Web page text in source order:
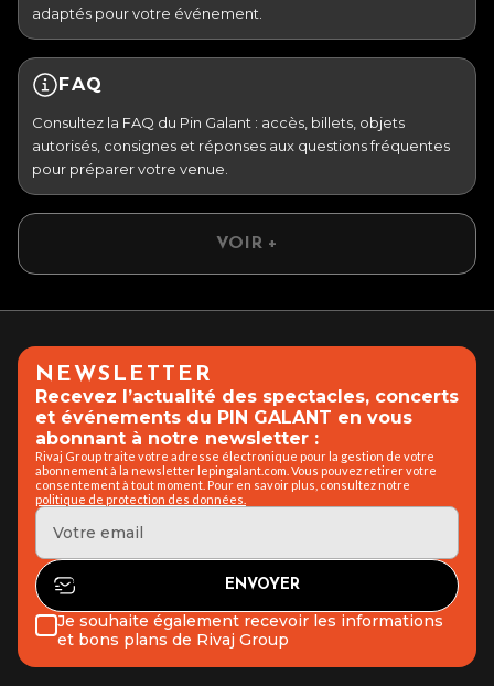
adaptés pour votre événement.
FAQ
Consultez la FAQ du Pin Galant : accès, billets, objets
autorisés, consignes et réponses aux questions fréquentes
pour préparer votre venue.
VOIR +
NEWSLETTER
Recevez l’actualité des spectacles, concerts
et événements du PIN GALANT en vous
abonnant à notre newsletter :
Rivaj Group traite votre adresse électronique pour la gestion de votre
abonnement à la newsletter lepingalant.com. Vous pouvez retirer votre
consentement à tout moment. Pour en savoir plus, consultez notre
politique de protection des données.
Je souhaite également recevoir les informations
et bons plans de Rivaj Group